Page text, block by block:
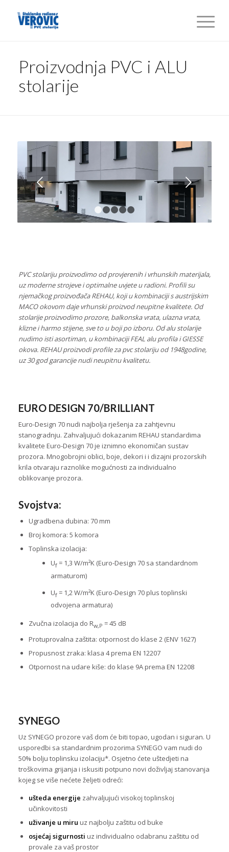
Proizvodnja PVC i ALU
stolarije
Sljedeći
4 5
PVC stolariju proizvodimo od provjerenih i vrhunskih materijala,
uz moderne strojeve i optimalne uvjete u radioni. Profili su
njemačkog proizvođača REHAU, koji u kombinaciji s austrijskim
MACO okovom daje vrhunski proizvod neupitne kvalitete. Od
stolarije proizvodimo prozore, balkonska vrata, ulazna vrata,
klizne i harmo stijene, sve to u boji po izboru. Od alu stolarije
nudimo isti asortiman, u kombinaciji FEAL alu profila i GIESSE
okova. REHAU proizvodi profile za pvc stolariju od 1948godine,
uz 30 god garancije nudi neupitnu kvalitetu.
EURO DESIGN 70/BRILLIANT
Euro-Design 70 nudi najbolja rješenja za zahtjevnu
stanogradnju. Zahvaljujući dokazanim REHAU standardima
kvalitete Euro-Design 70 je iznimno ekonomičan sustav
prozora. Mnogobrojni oblici, boje, dekori i i dizajni prozorskih
krila otvaraju raznolike mogućnosti za individualno
oblikovanje prozora.
Svojstva:
Ugradbena dubina: 70 mm
Broj komora: 5 komora
Toplinska izolacija:
Uf= 1,3 W/m²K (Euro-Design 70 sa standardnom
armaturom)
Uf= 1,2 W/m²K (Euro-Design 70 plus toplinski
odvojena armatura)
Zvučna izolacija do Rw,P = 45 dB
Protuprovalna zaštita: otpornost do klase 2 (ENV 1627)
Propusnost zraka: klasa 4 prema EN 12207
Otpornost na udare kiše: do klase 9A prema EN 12208
SYNEGO
Uz SYNEGO prozore vaš dom će biti topao, ugodan i siguran. U
usporedbi sa standardnim prozorima SYNEGO vam nudi do
50% bolju toplinsku izolaciju*. Osjetno ćete uštedjeti na
troškovima grijanja i iskusiti potpuno novi doživljaj stanovanja
kojeg se više nećete željeti odreći:
ušteda energije zahvaljujući visokoj toplinskoj
učinkovitosti
uživanje u miru uz najbolju zaštitu od buke
osjećaj sigurnosti uz individualno odabranu zaštitu od
provale za vaš prostor